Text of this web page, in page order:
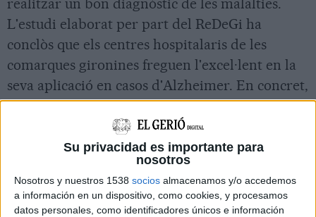
Su privacidad es importante para
nosotros
Nosotros y nuestros 1538 socios almacenamos y/o accedemos
a información en un dispositivo, como cookies, y procesamos
datos personales, como identificadores únicos e información
realitzar un bon diagnòstic de les malalties.
L'estudi elaborat per part del ReDeGi ha
conclòs que els centres hospitalaris de les
comarques gironines freguen l'excel·lent en la
seva aplicació en casos d'Alzheimer. En concret,
els investigadors del Registre de Demències
han desenvolupat un índex d'adherència de
nou elements, identificats per les guies com a
rellevants en la realització d'un bon diagnòstic
de demència i l'Alzheimer. Aquest índex recull,
entre d'altres, la inclusió a la història clínica